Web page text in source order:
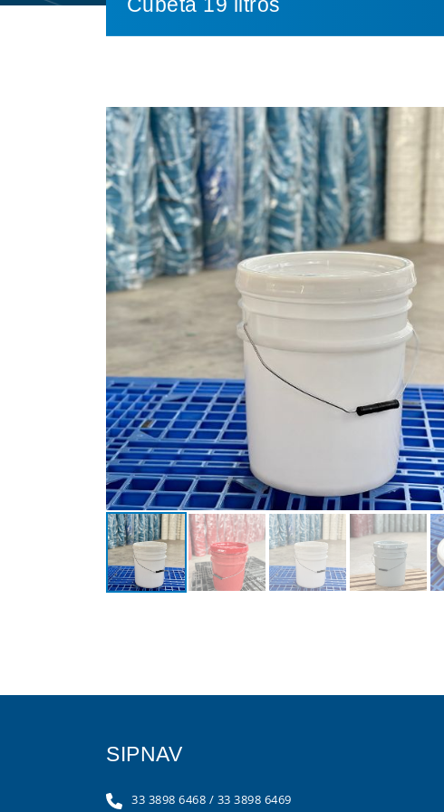
Cubeta 19 litros
SIPNAV
33 3898 6468 / 33 3898 6469